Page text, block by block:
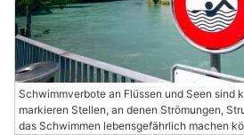
Schwimmverbote an Flüssen und Seen sind
markieren Stellen, an denen Strömungen,
das Schwimmen lebensgefährlich machen